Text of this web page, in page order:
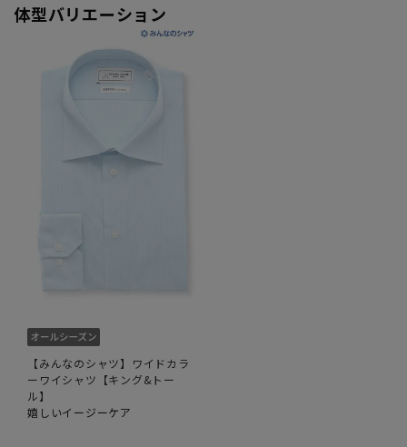
体型バリエーション
【みんなのシャツ】ワイドカラ
ーワイシャツ【キング&トー
ル】
嬉しいイージーケア